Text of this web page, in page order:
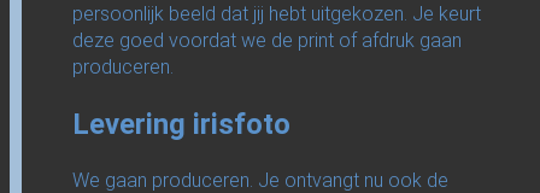
persoonlijk beeld dat jij hebt uitgekozen. Je keurt
deze goed voordat we de print of afdruk gaan
produceren.
Levering irisfoto
We gaan produceren. Je ontvangt nu ook de